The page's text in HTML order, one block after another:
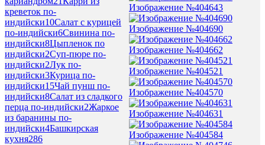
креветок по-
индийски10Салат с курицей
по-индийски6Свинина по-
индийски8Цыпленок по
индийски2Суп-пюре по-
индийски2Лук по-
индийски3Курица по-
индийски15Чай пунш по-
индийски8Салат из сладкого
перца по-индийски2Жаркое
из баранины по-
индийски4Башкирская
кухня286
Изображение №404643
Изображение №404690
Изображение №404662
Изображение №404521
Изображение №404570
Изображение №404631
Изображение №404584